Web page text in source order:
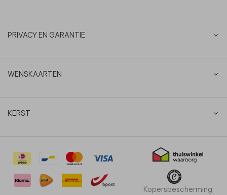
PRIVACY EN GARANTIE
WENSKAARTEN
KERST
Kopersbescherming